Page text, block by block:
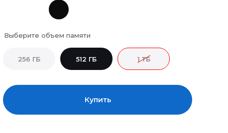
Выберите объем памяти
512 ГБ 1 ТБ
256 ГБ
Купить